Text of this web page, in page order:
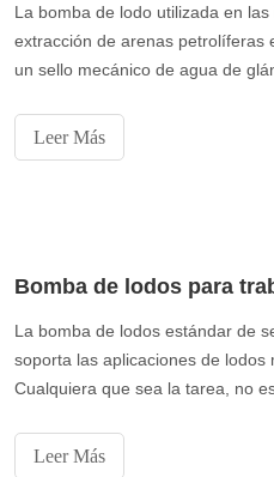
La bomba de lodo utilizada en
extracción de arenas petrolíferas
un sello mecánico de agua de
hacia la caja de empaquetadura
de la lechada abrasiva. El
Leer Más
La bomba de lodos estándar de
soporta las aplicaciones de lodos
Cualquiera que sea la tarea, no
bombeo de lodos. Características
Leer Más